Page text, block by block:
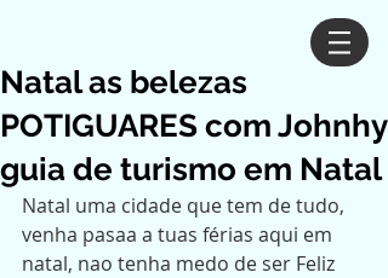
Natal as belezas
POTIGUARES com Johnhy
guia de turismo em Natal
Natal uma cidade que tem de tudo,
venha pasaa a tuas férias aqui em
natal, nao tenha medo de ser Feliz